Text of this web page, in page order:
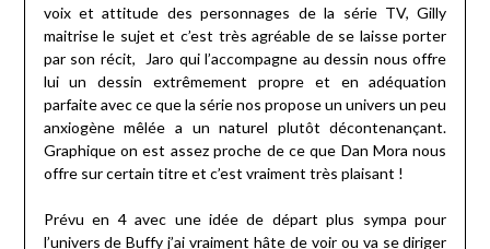
voix et attitude des personnages de la série TV, Gilly
maitrise le sujet et c’est très agréable de se laisse porter
par son récit, Jaro qui l’accompagne au dessin nous offre
lui un dessin extrêmement propre et en adéquation
parfaite avec ce que la série nos propose un univers un peu
anxiogène mêlée a un naturel plutôt décontenançant.
Graphique on est assez proche de ce que Dan Mora nous
offre sur certain titre et c’est vraiment très plaisant !
Prévu en 4 avec une idée de départ plus sympa pour
l’univers de Buffy j’ai vraiment hâte de voir ou va se diriger